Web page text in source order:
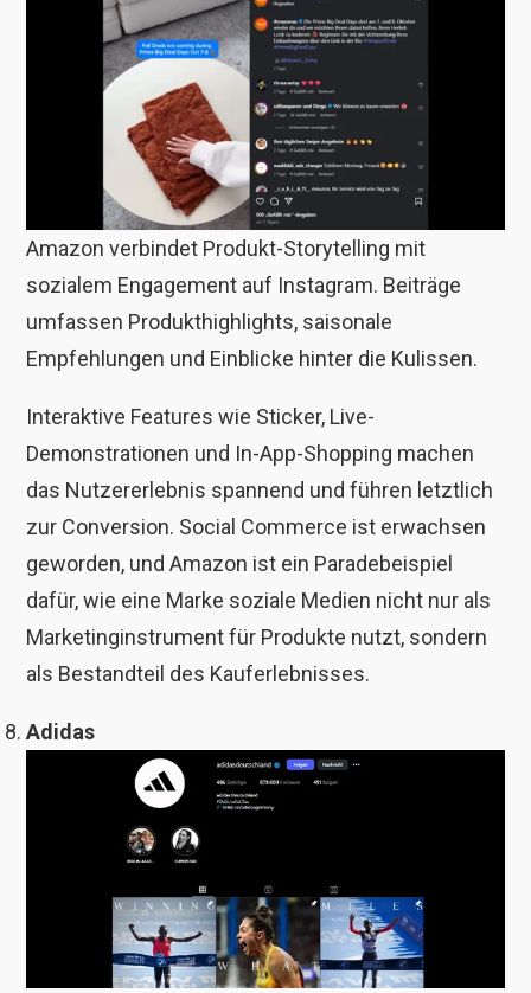
Amazon verbindet Produkt-Storytelling mit
sozialem Engagement auf Instagram. Beiträge
umfassen Produkthighlights, saisonale
Empfehlungen und Einblicke hinter die Kulissen.
Interaktive Features wie Sticker, Live-
Demonstrationen und In-App-Shopping machen
das Nutzererlebnis spannend und führen letztlich
zur Conversion. Social Commerce ist erwachsen
geworden, und Amazon ist ein Paradebeispiel
dafür, wie eine Marke soziale Medien nicht nur als
Marketinginstrument für Produkte nutzt, sondern
als Bestandteil des Kauferlebnisses.
Adidas